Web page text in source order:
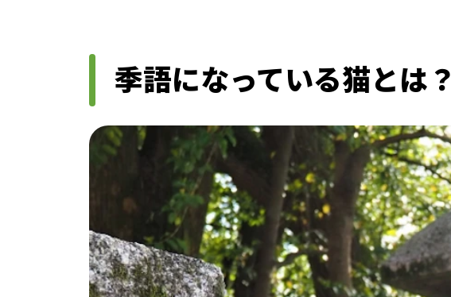
季語になっている猫とは？